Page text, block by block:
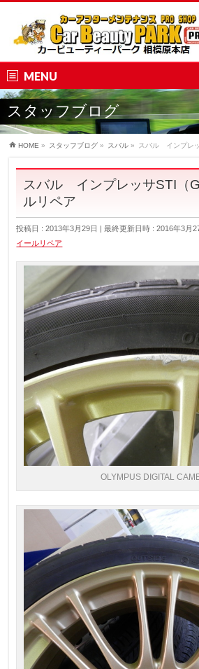
MENU
スタッフブログ
HOME » スタッフブログ » スバル » スバル インプレ
スバル インプレッサSTI（
ルリペア
投稿日 : 2013年3月29日 最終更新日時 : 2016年3月
イールリペア
OLYMPUS DIGITAL